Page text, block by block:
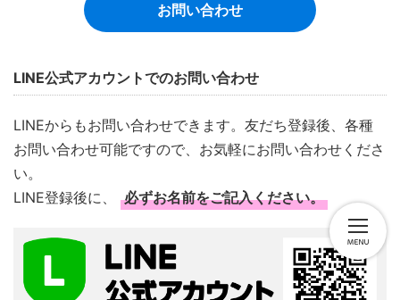
お問い合わせ
LINE公式アカウントでのお問い合わせ
LINEからもお問い合わせできます。友だち登録後、各種
お問い合わせ可能ですので、お気軽にお問い合わせくださ
い。
LINE登録後に、
必ずお名前をご記入ください。